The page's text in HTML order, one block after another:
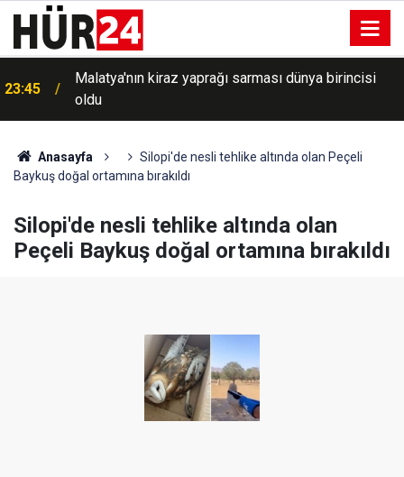
23:45
Malatya'nın kiraz yaprağı sarması dünya birincisi
oldu
Anasayfa
Silopi'de nesli tehlike altında olan Peçeli
Baykuş doğal ortamına bırakıldı
Silopi'de nesli tehlike altında olan
Peçeli Baykuş doğal ortamına bırakıldı